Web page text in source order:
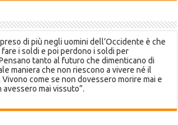
di più negli uomini dell’Occidente è che
i soldi e poi perdono i soldi per
tanto al futuro che dimenticano di
maniera che non riescono a vivere né il
come se non dovessero morire mai e
mai vissuto”.